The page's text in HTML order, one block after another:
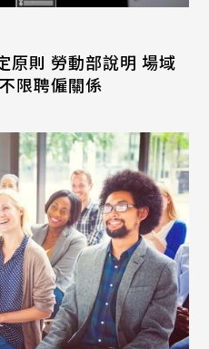
原則 勞動部說明 場域
限聘僱關係